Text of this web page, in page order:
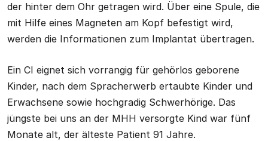
der hinter dem Ohr getragen wird. Über eine Spule, die
mit Hilfe eines Magneten am Kopf befestigt wird,
werden die Informationen zum Implantat übertragen.
Ein CI eignet sich vorrangig für gehörlos geborene
Kinder, nach dem Spracherwerb ertaubte Kinder und
Erwachsene sowie hochgradig Schwerhörige. Das
jüngste bei uns an der MHH versorgte Kind war fünf
Monate alt, der älteste Patient 91 Jahre.